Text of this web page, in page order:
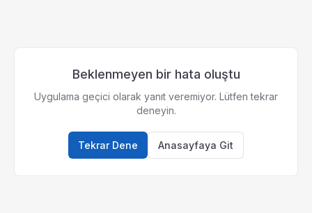
Beklenmeyen bir hata oluştu
Uygulama geçici olarak yanıt veremiyor. Lütfen tekrar
deneyin.
Tekrar Dene Anasayfaya Git